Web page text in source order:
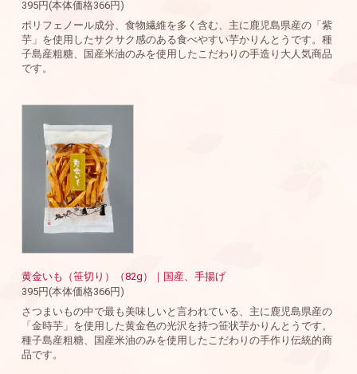
395円(本体価格366円)
ポリフェノール成分、食物繊維を多く含む、主に鹿児島県産の「紫
芋」を使用したサクサク感のある食べやすい芋かりんとうです。種
子島産粗糖、国産米油のみを使用したこだわりの手造り大人気商品
です。
黄金いも（笹切り）（82g）｜国産、手揚げ
395円(本体価格366円)
さつまいもの中で最も美味しいと言われている、主に鹿児島県産の
「金時芋」を使用した黄金色の光沢を持つ笹状芋かりんとうです。
種子島産粗糖、国産米油のみを使用したこだわりの手作り伝統的商
品です。